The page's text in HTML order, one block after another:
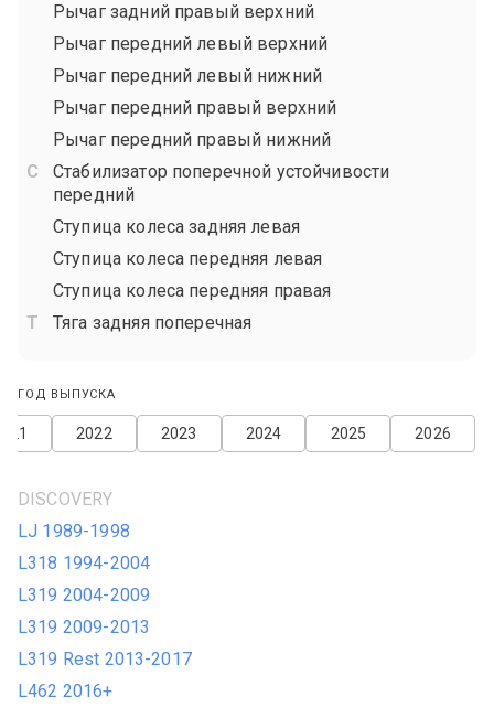
Рычаг задний правый верхний
Рычаг передний левый верхний
Рычаг передний левый нижний
Рычаг передний правый верхний
Рычаг передний правый нижний
Стабилизатор поперечной устойчивости
передний
Ступица колеса задняя левая
Ступица колеса передняя левая
Ступица колеса передняя правая
Тяга задняя поперечная
ГОД ВЫПУСКА
2026
2025
2024
2023
2022
DISCOVERY
LJ 1989-1998
L318 1994-2004
L319 2004-2009
L319 2009-2013
L319 Rest 2013-2017
L462 2016+